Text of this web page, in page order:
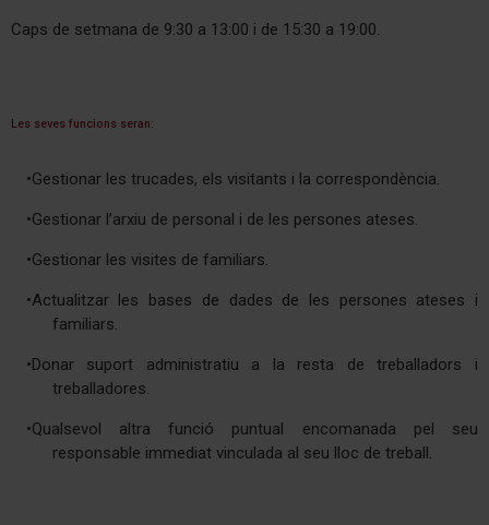
Caps de setmana de 9:30 a 13:00 i de 15:30 a 19:00.
Les seves funcions seran:
•Gestionar les trucades, els visitants i la correspondència.
•Gestionar l’arxiu de personal i de les persones ateses.
•Gestionar les visites de familiars.
•Actualitzar les bases de dades de les persones ateses i
familiars.
•Donar suport administratiu a la resta de treballadors i
treballadores.
•Qualsevol altra funció puntual encomanada pel seu
responsable immediat vinculada al seu lloc de treball.